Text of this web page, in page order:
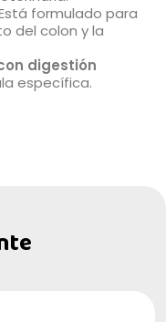
formulado para
del colon y la
digestión
específica.